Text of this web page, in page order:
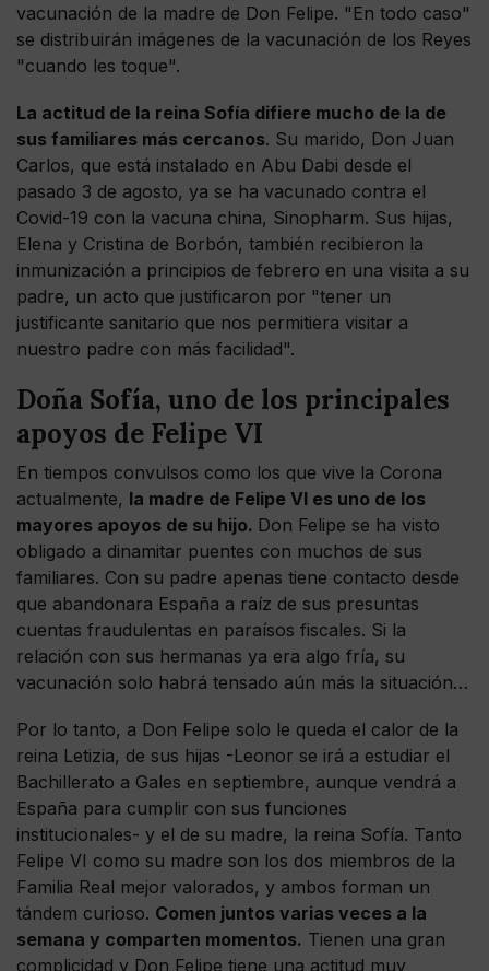
vacunación de la madre de Don Felipe. "En todo caso"
se distribuirán imágenes de la vacunación de los Reyes
"cuando les toque".
La actitud de la reina Sofía difiere mucho de la de
sus familiares más cercanos. Su marido, Don Juan
Carlos, que está instalado en Abu Dabi desde el
pasado 3 de agosto, ya se ha vacunado contra el
Covid-19 con la vacuna china, Sinopharm. Sus hijas,
Elena y Cristina de Borbón, también recibieron la
inmunización a principios de febrero en una visita a su
padre, un acto que justificaron por "tener un
justificante sanitario que nos permitiera visitar a
nuestro padre con más facilidad".
Doña Sofía, uno de los principales
apoyos de Felipe VI
En tiempos convulsos como los que vive la Corona
actualmente, la madre de Felipe VI es uno de los
mayores apoyos de su hijo. Don Felipe se ha visto
obligado a dinamitar puentes con muchos de sus
familiares. Con su padre apenas tiene contacto desde
que abandonara España a raíz de sus presuntas
cuentas fraudulentas en paraísos fiscales. Si la
relación con sus hermanas ya era algo fría, su
vacunación solo habrá tensado aún más la situación…
Por lo tanto, a Don Felipe solo le queda el calor de la
reina Letizia, de sus hijas -Leonor se irá a estudiar el
Bachillerato a Gales en septiembre, aunque vendrá a
España para cumplir con sus funciones
institucionales- y el de su madre, la reina Sofía. Tanto
Felipe VI como su madre son los dos miembros de la
Familia Real mejor valorados, y ambos forman un
tándem curioso. Comen juntos varias veces a la
semana y comparten momentos. Tienen una gran
complicidad y Don Felipe tiene una actitud muy